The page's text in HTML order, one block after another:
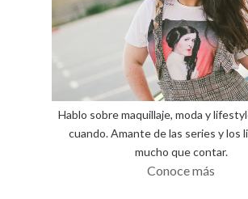
Hablo sobre maquillaje, moda y
cuando. Amante de las series y los
mucho que contar.
Conoce más